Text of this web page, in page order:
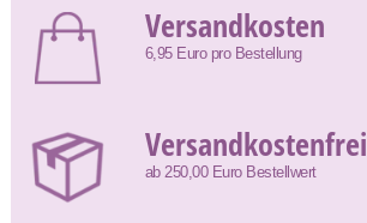
Versandkosten
6,95 Euro pro Bestellung
Versandkostenfrei
ab 250,00 Euro Bestellwert